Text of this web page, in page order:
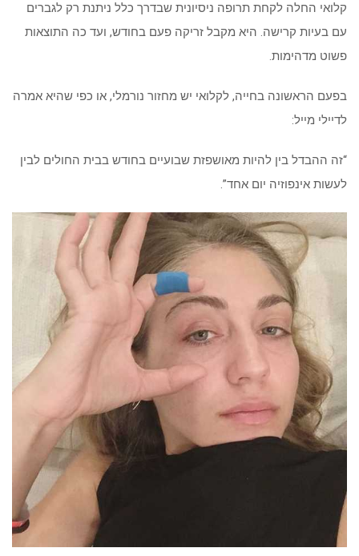
קלואי החלה לקחת תרופה ניסיונית שבדרך כלל ניתנת רק לגברים
עם בעיות קרישה. היא מקבל זריקה פעם בחודש, ועד כה התוצאות
פשוט מדהימות.
בפעם הראשונה בחייה, לקלואי יש מחזור נורמלי, או כפי שהיא אמרה
לדיילי מייל:
“זה ההבדל בין להיות מאושפזת שבועיים בחודש בבית החולים לבין
לעשות אינפוזיה יום אחד”.